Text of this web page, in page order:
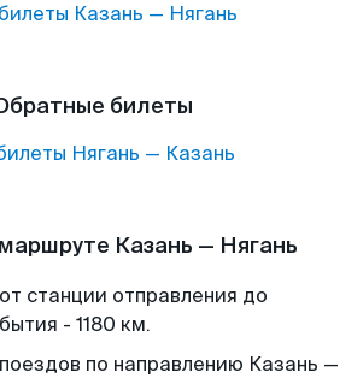
Казань — Нягань
билеты
Нягань — Казань
Казань — Нягань
станции отправления до
- 1180 км.
по направлению Казань —